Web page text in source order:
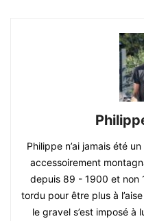
Philippe n’ai jamais été
accessoirement
depuis 89 - 1900 et non
tordu pour être plus à
le gravel s’est imposé à